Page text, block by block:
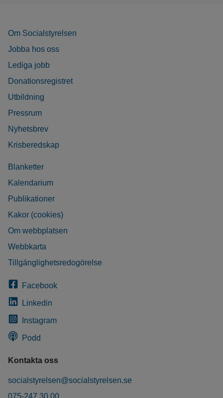
Om Socialstyrelsen
Jobba hos oss
Lediga jobb
Donationsregistret
Utbildning
Pressrum
Nyhetsbrev
Krisberedskap
Blanketter
Kalendarium
Publikationer
Kakor (cookies)
Om webbplatsen
Webbkarta
Tillgänglighetsredogörelse
Facebook
Linkedin
Instagram
Podd
Kontakta oss
socialstyrelsen@socialstyrelsen.se
075-247 30 00